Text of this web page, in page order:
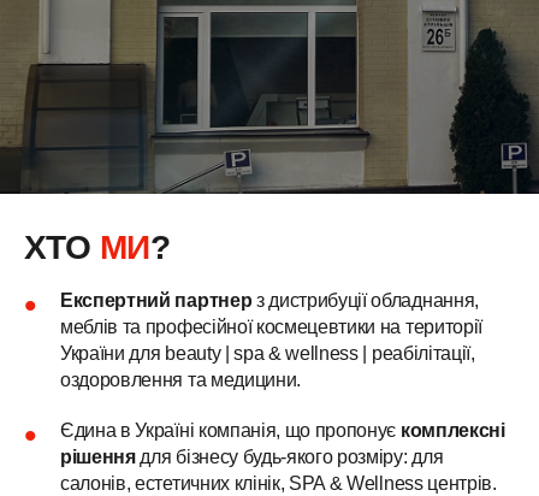
ХТО МИ?
Експертний партнер з дистрибуції обладнання,
меблів та професійної космецевтики на території
України для beauty | spa & wellness | реабілітації,
оздоровлення та медицини.
Єдина в Україні компанія, що пропонує комплексні
рішеннядля бізнесу будь-якого розміру: для
салонів, естетичних клінік, SPA & Wellness центрів.